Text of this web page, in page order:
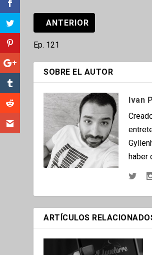
ANTERIOR
Ep. 121
SOBRE EL AUTOR
Ivan
haber
ARTÍCULOS